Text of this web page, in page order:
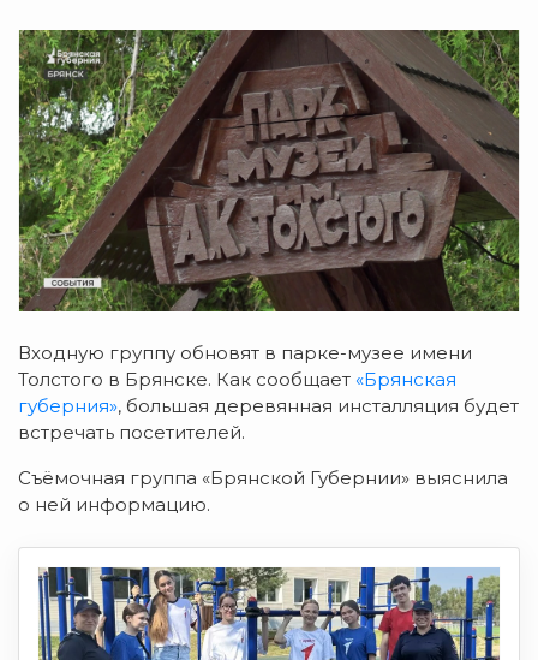
Входную группу обновят в парке-музее имени
Толстого в Брянске. Как сообщает «Брянская
губерния», большая деревянная инсталляция будет
встречать посетителей.
Съёмочная группа «Брянской Губернии» выяснила
о ней информацию.